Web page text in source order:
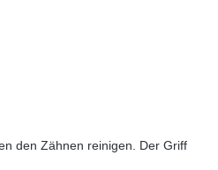
den Zähnen reinigen. Der Griff